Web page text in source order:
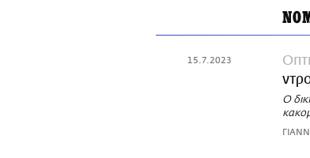
15.7.2023
Ο